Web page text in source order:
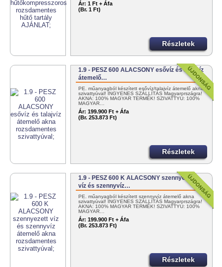
Ár: 1 Ft + Áfa
(Br. 1 Ft)
Részletek
1.9 - PESZ 600 ALACSONY esővíz és talajvíz
átemelő…
PE. műanyagból készített esővíz/talajvíz átemelő akna
szivattyúval! INGYENES SZÁLLÍTÁS Magyarországra!
AKNA: 100% MAGYAR TERMÉK! SZIVATTYÚ: 100%
MAGYAR…
Ár: 199.900 Ft + Áfa
(Br. 253.873 Ft)
Részletek
1.9 - PESZ 600 K ALACSONY szennyezett
víz és szennyvíz…
PE. műanyagból készített szennyvíz átemelő akna
szivattyúval! INGYENES SZÁLLÍTÁS Magyarországra!
AKNA: 100% MAGYAR TERMÉK! SZIVATTYÚ: 100%
MAGYAR…
Ár: 199.900 Ft + Áfa
(Br. 253.873 Ft)
Részletek